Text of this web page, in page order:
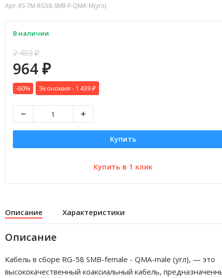
Арт. KS-7M-RG58-SMB-F-QMA-M(угл)
В наличии
2 403₽
964 ₽
-60% Экономия - 1 439 ₽
Купить
Описание Характеристики
Описание
Кабель в сборе RG-58 SMB-female - QMA-male (угл), — это
высококачественный коаксиальный кабель,